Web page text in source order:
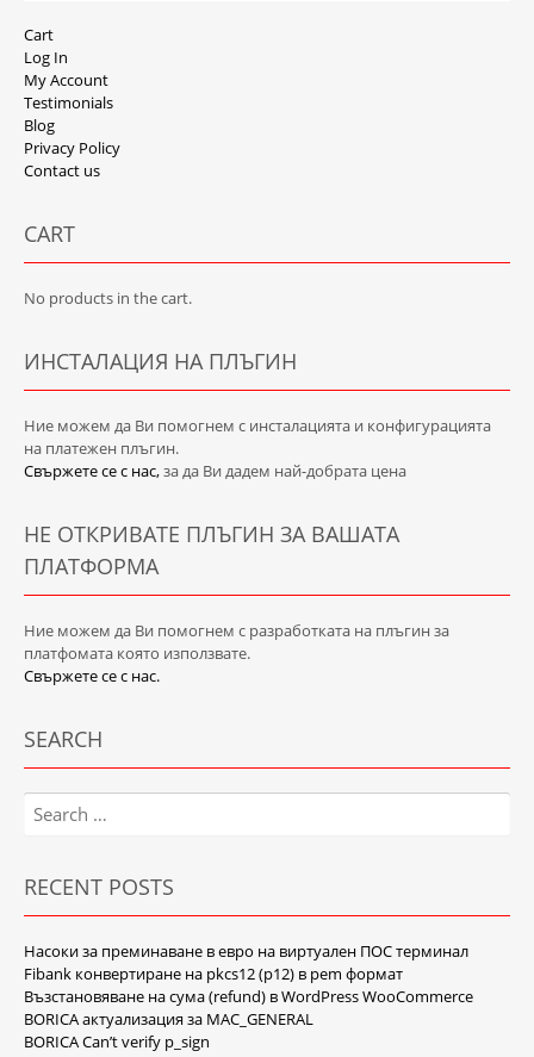
Cart
Log In
My Account
Testimonials
Blog
Privacy Policy
Contact us
CART
No products in the cart.
ИНСТАЛАЦИЯ НА ПЛЪГИН
Ние можем да Ви помогнем с инсталацията и конфигурацията
на платежен плъгин.
Свържете се с нас,за да Ви дадем най-добрата цена
НЕ ОТКРИВАТЕ ПЛЪГИН ЗА ВАШАТА
ПЛАТФОРМА
Ние можем да Ви помогнем с разработката на плъгин за
платфомата която използвате.
Свържете се с нас.
SEARCH
Search
for:
RECENT POSTS
Насоки за преминаване в евро на виртуален ПОС терминал
Fibank конвертиране на pkcs12 (p12) в pem формат
Възстановяване на сума (refund) в WordPress WooCommerce
BORICA актуализация за MAC_GENERAL
BORICA Can’t verify p_sign